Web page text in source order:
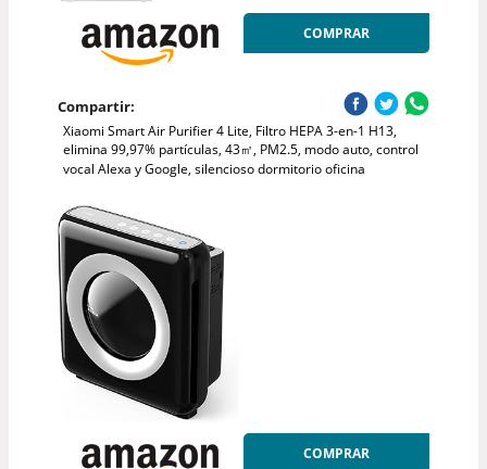
COMPRAR
Compartir:
Xiaomi Smart Air Purifier 4 Lite, Filtro HEPA 3-en-1 H13,
elimina 99,97% partículas, 43㎡, PM2.5, modo auto, control
vocal Alexa y Google, silencioso dormitorio oficina
COMPRAR